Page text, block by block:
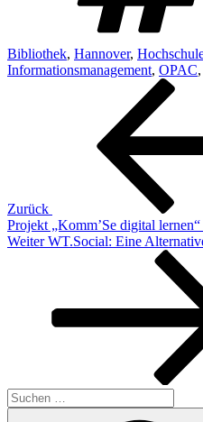
Bibliothek, Hannover,
Informationsmanagement, OPAC,
Beitragsnavigation
Zurück
Projekt „Komm’Se digital
Nächster
Weiter WT.Social: Eine
Suchen
nach: